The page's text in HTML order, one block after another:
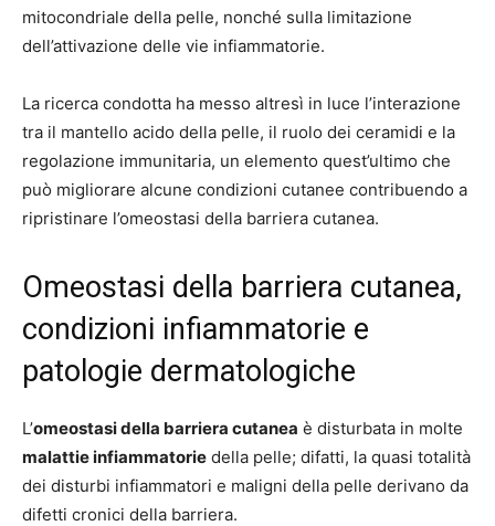
mitocondriale della pelle, nonché sulla limitazione
dell’attivazione delle vie infiammatorie.
La ricerca condotta ha messo altresì in luce l’interazione
tra il mantello acido della pelle, il ruolo dei ceramidi e la
regolazione immunitaria, un elemento quest’ultimo che
può migliorare alcune condizioni cutanee contribuendo a
ripristinare l’omeostasi della barriera cutanea.
Omeostasi della barriera cutanea,
condizioni infiammatorie e
patologie dermatologiche
L’omeostasi della barriera cutanea è disturbata in molte
malattie infiammatorie della pelle; difatti, la quasi totalità
dei disturbi infiammatori e maligni della pelle derivano da
difetti cronici della barriera.